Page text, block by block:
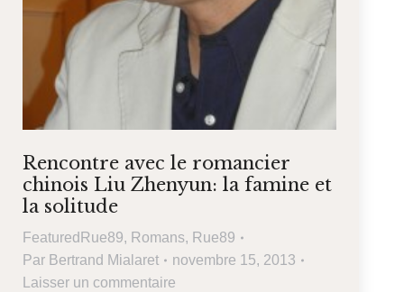
Rencontre avec le romancier
chinois Liu Zhenyun: la famine et
la solitude
FeaturedRue89, Romans, Rue89
Par Bertrand Mialaret
novembre 15, 2013
Laisser un commentaire